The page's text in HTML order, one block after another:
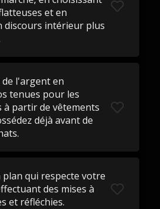
et en
discours intérieur plus
de l'argent en
tenues pour les
à partir de vêtements
déjà avant de
plan qui respecte votre
des mises à
et réfléchies.